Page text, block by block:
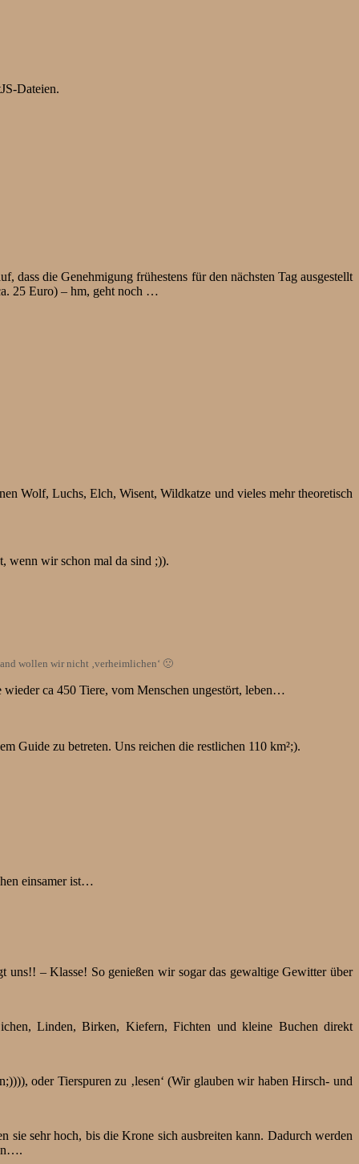
Dateien.
dass die Genehmigung frühestens für den nächsten Tag ausgestellt
25 Euro) – hm, geht noch …
Wolf, Luchs, Elch, Wisent, Wildkatze und vieles mehr theoretisch
wenn wir schon mal da sind ;)).
wollen wir nicht ‚verheimlichen‘ 🙁
wieder ca 450 Tiere, vom Menschen ungestört, leben…
Guide zu betreten. Uns reichen die restlichen 110 km²;).
einsamer ist…
– Klasse! So genießen wir sogar das gewaltige Gewitter über
Linden, Birken, Kiefern, Fichten und kleine Buchen direkt
oder Tierspuren zu ‚lesen‘ (Wir glauben wir haben Hirsch- und
sehr hoch, bis die Krone sich ausbreiten kann. Dadurch werden